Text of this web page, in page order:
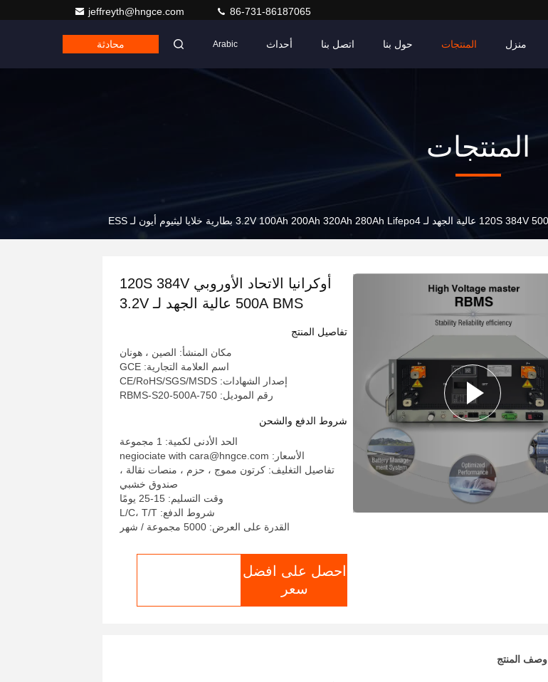
jeffreyth@hngce.com 86-731-86187065
منزل المنتجات حول بنا اتصل بنا أحداث Arabic محادثة
المنتجات
أوكرانيا الاتحاد الأوروبي 120S 384V
500A BMS عالية الجهد لـ 3.2V
بطارية خلايا ليثيوم أيون لـ ESS
تفاصيل المنتج
مكان المنشأ: الصين ، هونان
اسم العلامة التجارية: GCE
إصدار الشهادات: CE/RoHS/SGS/MSDS
رقم الموديل: RBMS-S20-500A-750
شروط الدفع والشحن
الحد الأدنى لكمية: 1 مجموعة
الأسعار: negiociate with cara@hngce.com
تفاصيل التغليف: كرتون مموج ، حزم ، منصات نقالة ،
صندوق خشبي
وقت التسليم: 15-25 يومًا
شروط الدفع: L/C، T/T
القدرة على العرض: 5000 مجموعة / شهر
احصل على افضل
سعر
وصف المنتج